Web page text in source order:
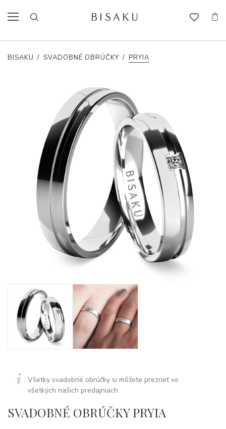
BISAKU / SVADOBNÉ OBRÚČKY / PRYIA
Všetky svadobné obrúčky si môžete prezrieť vo
všetkých našich predajniach.
SVADOBNÉ OBRÚČKY PRYIA